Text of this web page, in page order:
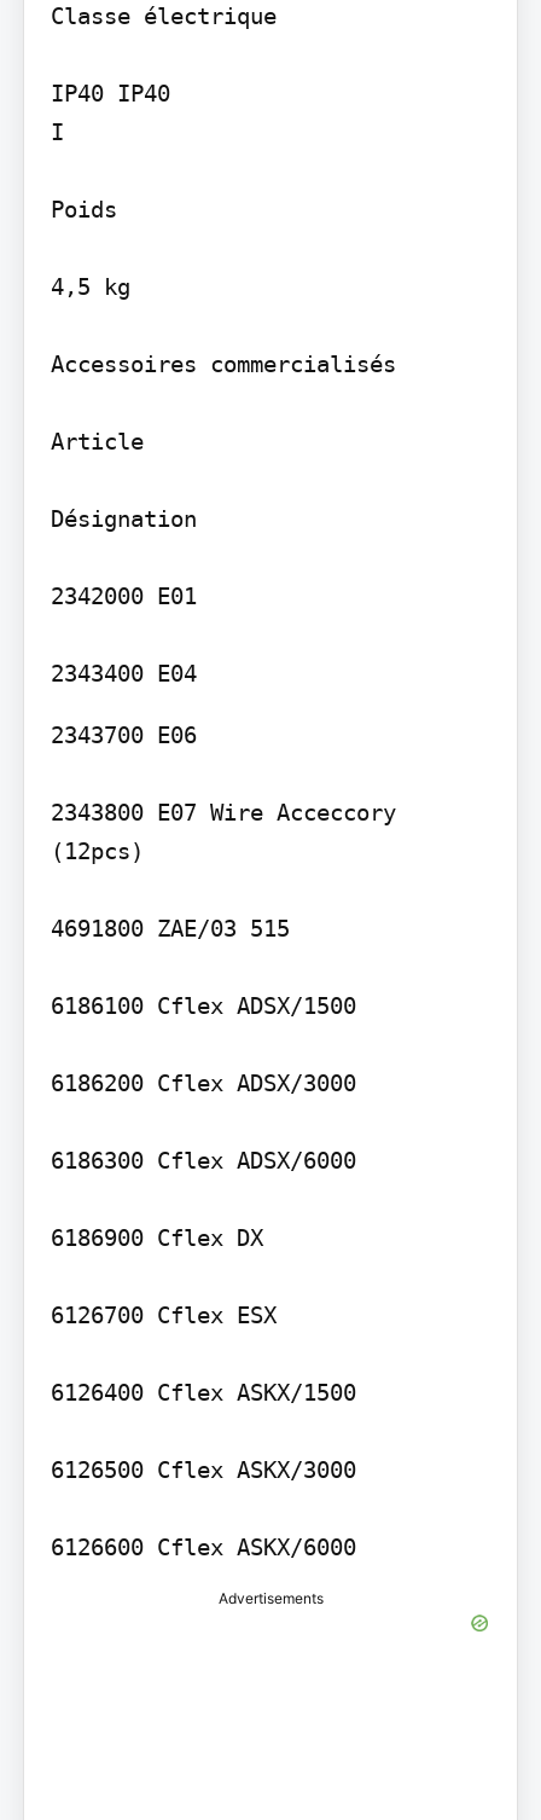
Classe électrique
IP40 IP40
I
Poids
4,5 kg
Accessoires commercialisés
Article
Désignation
2342000 E01
2343400 E04
2343700 E06
2343800 E07 Wire Acceccory
(12pcs)
4691800 ZAE/03 515
6186100 Cflex ADSX/1500
6186200 Cflex ADSX/3000
6186300 Cflex ADSX/6000
6186900 Cflex DX
6126700 Cflex ESX
6126400 Cflex ASKX/1500
6126500 Cflex ASKX/3000
6126600 Cflex ASKX/6000
Advertisements